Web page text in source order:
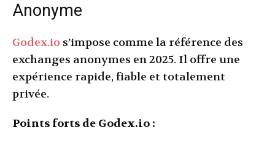
Anonyme
Godex.io s’impose comme la référence des
exchanges anonymes en 2025. Il offre une
expérience rapide, fiable et totalement
privée.
Points forts de Godex.io :